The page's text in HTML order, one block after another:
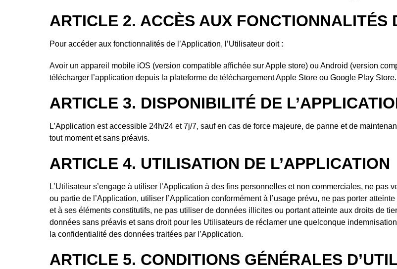
ARTICLE 2. ACCÈS AUX FONCTIONNALITÉS
Pour accéder aux fonctionnalités de l’Application, l’Utilisateur doit :
Avoir un appareil mobile iOS (version compatible affichée sur Apple store) ou Android (version
télécharger l’application depuis la plateforme de téléchargement Apple Store ou Google Play Store.
ARTICLE 3. DISPONIBILITÉ DE
L’Application est accessible 24h/24 et 7j/7, sauf en cas de force majeure, de panne et de
tout moment et sans préavis.
ARTICLE 4. UTILISATION DE L’APPLICATION
L’Utilisateur s’engage à utiliser l’Application à des fins personnelles et non commerciales, ne pas
ou partie de l’Application, utiliser l’Application conformément à l’usage prévu, ne pas porter
et à ses éléments constitutifs, ne pas utiliser de données illicites ou portant atteinte aux droits de
données sans préavis et sans droit pour les Utilisateurs de réclamer une quelconque
la confidentialité des données traitées par l’Application.
ARTICLE 5. CONDITIONS GÉNÉRALES